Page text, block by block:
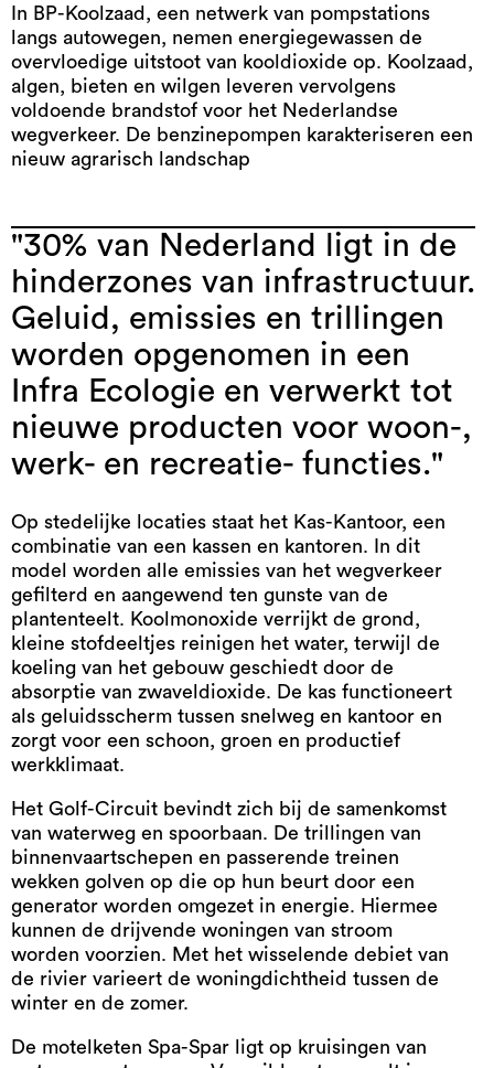
In BP-Koolzaad, een netwerk van pompstations
langs autowegen, nemen energiegewassen de
overvloedige uitstoot van kooldioxide op. Koolzaad,
algen, bieten en wilgen leveren vervolgens
voldoende brandstof voor het Nederlandse
wegverkeer. De benzinepompen karakteriseren een
nieuw agrarisch landschap
"30% van Nederland ligt in de
hinderzones van infrastructuur.
Geluid, emissies en trillingen
worden opgenomen in een
Infra Ecologie en verwerkt tot
nieuwe producten voor woon-,
werk- en recreatie- functies."
Op stedelijke locaties staat het Kas-Kantoor, een
combinatie van een kassen en kantoren. In dit
model worden alle emissies van het wegverkeer
gefilterd en aangewend ten gunste van de
plantenteelt. Koolmonoxide verrijkt de grond,
kleine stofdeeltjes reinigen het water, terwijl de
koeling van het gebouw geschiedt door de
absorptie van zwaveldioxide. De kas functioneert
als geluidsscherm tussen snelweg en kantoor en
zorgt voor een schoon, groen en productief
werkklimaat.
Het Golf-Circuit bevindt zich bij de samenkomst
van waterweg en spoorbaan. De trillingen van
binnenvaartschepen en passerende treinen
wekken golven op die op hun beurt door een
generator worden omgezet in energie. Hiermee
kunnen de drijvende woningen van stroom
worden voorzien. Met het wisselende debiet van
de rivier varieert de woningdichtheid tussen de
winter en de zomer.
De motelketen Spa-Spar ligt op kruisingen van